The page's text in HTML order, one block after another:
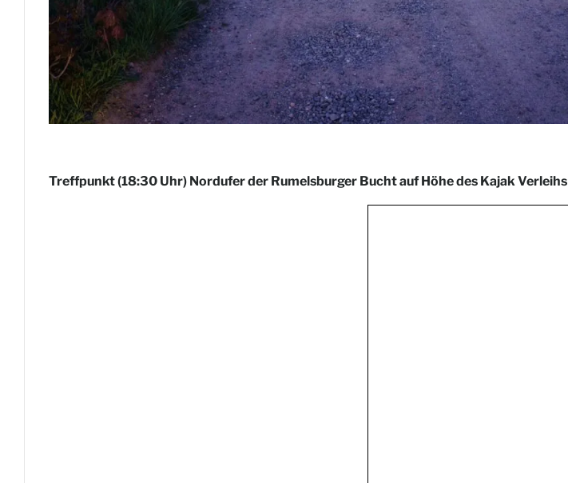
Treffpunkt (18:30 Uhr) Nordufer der Rumelsburger Bucht auf Höhe des Kajak Verleihs